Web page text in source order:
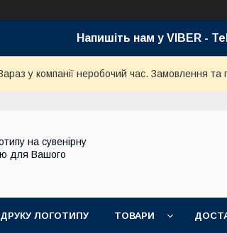
Напишіть нам у VIBER -
у компанії неробочий час. Замовлення
на сувенірну
для Вашого
ЛОГОТИПУ ТОВАРИ